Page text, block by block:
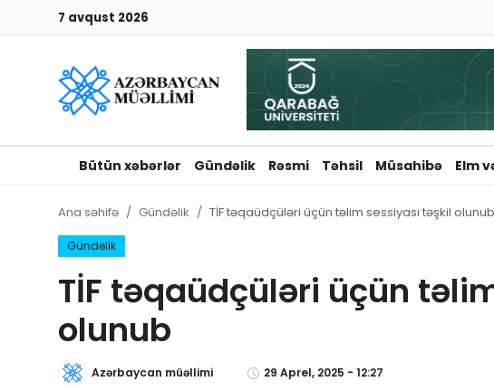
7 avqust 2026
Bütün xəbərlər Gündəlik Rəsmi Təhsil Müsahibə Elm
Giriş
Qeydiyyat
Qəzetə elan ver
Haqqımızda
Reklam və elan
Biz kimik?
Bütün xəbərlər
Ana səhifə Gündəlik TİF təqaüdçüləri üçün təlim sessiyası təşkil olunub
Gündəlik
TİF təqaüdçüləri üçün
olunub
Azərbaycan müəllimi 29 Aprel, 2025 - 12:27